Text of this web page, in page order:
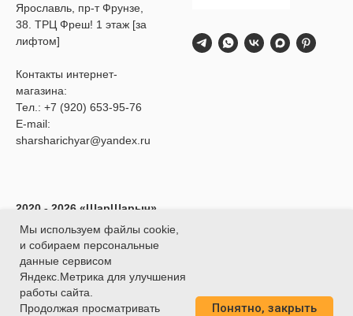
Ярославль, пр-т Фрунзе,
38. ТРЦ Фреш! 1 этаж [за
лифтом]
Контакты интернет-
магазина:
Тел.: +7 (920) 653-95-76
E-mail:
sharsharichyar@yandex.ru
2020 - 2026 «ШарШарыч»
- Доставка воздушных
шаров в Ярославле.
ИП Глибина Ксения
Юрьевна
ИНН 760414438188
ОГРНИП 320762700039451
Мы используем файлы cookie,
и собираем персональные
данные сервисом
Яндекс.Метрика для улучшения
работы сайта.
Продолжая просматривать
Понятно, закрыть